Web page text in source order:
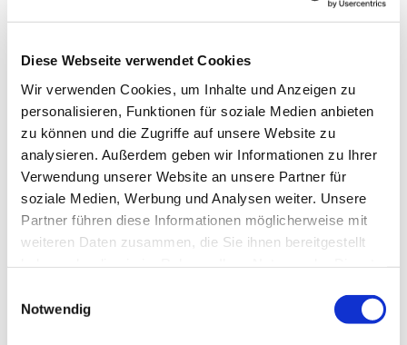
Diese Webseite verwendet Cookies
Wir verwenden Cookies, um Inhalte und Anzeigen zu
personalisieren, Funktionen für soziale Medien anbieten
zu können und die Zugriffe auf unsere Website zu
analysieren. Außerdem geben wir Informationen zu Ihrer
Verwendung unserer Website an unsere Partner für
soziale Medien, Werbung und Analysen weiter. Unsere
Partner führen diese Informationen möglicherweise mit
weiteren Daten zusammen, die Sie ihnen bereitgestellt
Notwendig
Empfängnis, Wasserstr. 7, 15806
Zossen